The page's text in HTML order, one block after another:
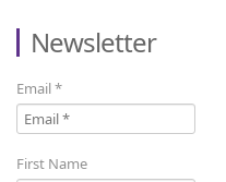
Newsletter
Email*
First Name